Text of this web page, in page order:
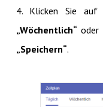
4. Klicken Sie auf
„Wöchentlich“ oder
„Speichern“.